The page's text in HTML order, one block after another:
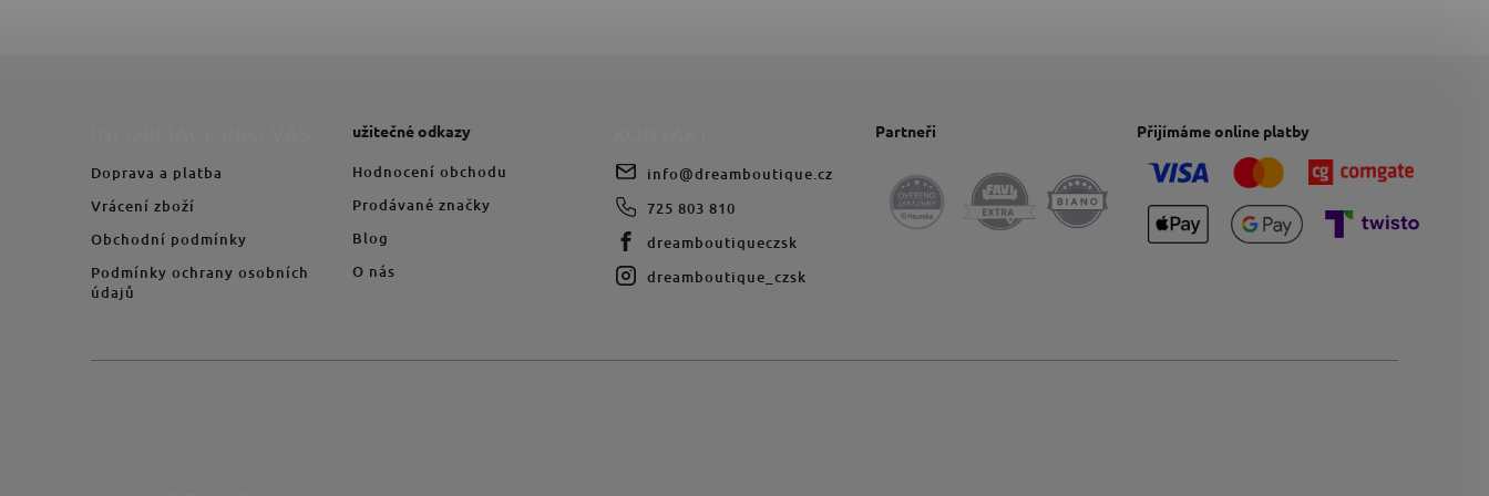
Doprava a platba
Vrácení zboží
Obchodní podmínky
Podmínky ochrany osobních
údajů
užitečné odkazy
Hodnocení obchodu
Prodávané značky
Blog
O nás
info@dreamboutique.cz
725 803 810
dreamboutiqueczsk
dreamboutique_czsk
Partneři Přijímáme online platby